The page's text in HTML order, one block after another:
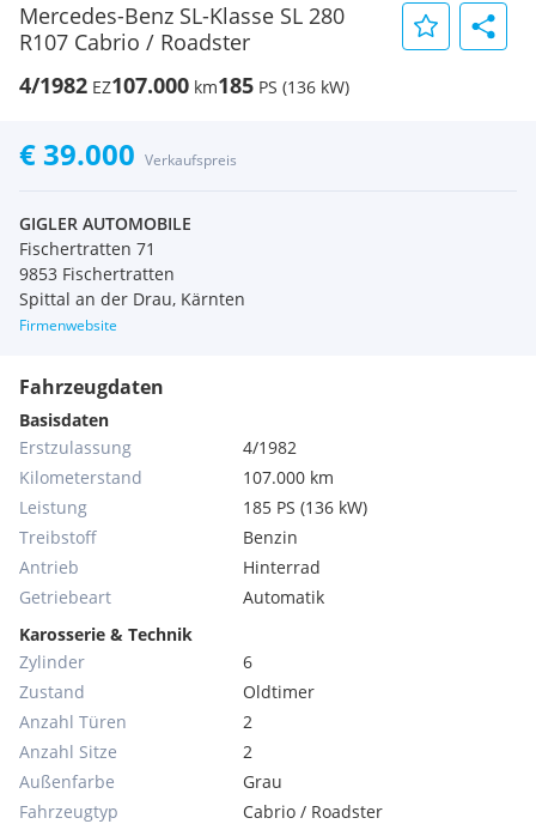
Mercedes-Benz SL-Klasse SL 280
R107 Cabrio / Roadster
4/1982 EZ107.000 km185 PS (136 kW)
€ 39.000 Verkaufspreis
GIGLER AUTOMOBILE
Fischertratten 71
9853 Fischertratten
Spittal an der Drau, Kärnten
Firmenwebsite
Fahrzeugdaten
Basisdaten
Erstzulassung
4/1982
Kilometerstand
107.000 km
Leistung
185 PS (136 kW)
Treibstoff
Benzin
Antrieb
Hinterrad
Getriebeart
Automatik
Karosserie & Technik
Zylinder
6
Zustand
Oldtimer
Anzahl Türen
2
Anzahl Sitze
2
Außenfarbe
Grau
Fahrzeugtyp
Cabrio / Roadster